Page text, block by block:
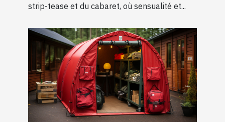
strip-tease et du cabaret, où sensualité et...